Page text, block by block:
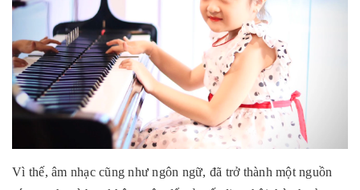
Vì thế, âm nhạc cũng như ngôn ngữ, đã trở thành một nguồn